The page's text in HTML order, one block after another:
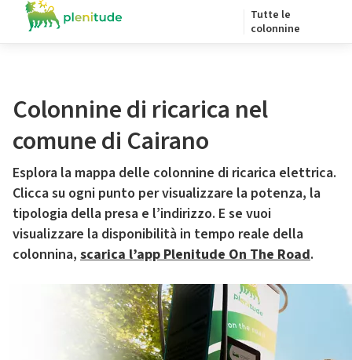
Tutte le
colonnine
Colonnine di ricarica nel
comune di Cairano
Esplora la mappa delle colonnine di ricarica elettrica.
Clicca su ogni punto per visualizzare la potenza, la
tipologia della presa e l’indirizzo. E se vuoi
visualizzare la disponibilità in tempo reale della
colonnina, scarica l’app Plenitude On The Road.